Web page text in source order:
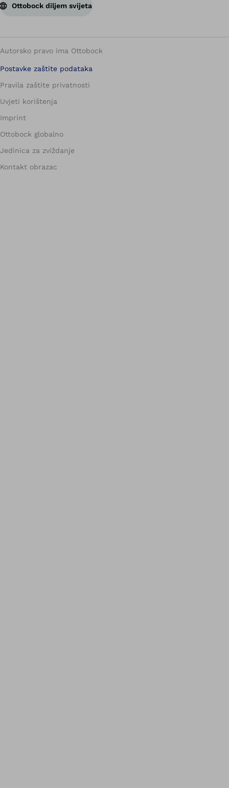
Ottobock diljem svijeta
Autorsko pravo ima Ottobock
Postavke zaštite podataka
Pravila zaštite privatnosti
Uvjeti korištenja
Imprint
Ottobock globalno
Jedinica za zviždanje
Kontakt obrazac